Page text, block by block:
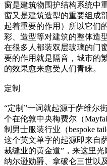
窗是建筑物围护结构系统中
窗又是建筑造型的重要组成
起着重要的作用）所以它们
彩、造型等对建筑的整体造
在很多人都装双层玻璃的门
要的作用就是隔音，城市的
的效果愈来愈受人们青睐。
定制
“定制”一词就起源于萨维尔
个在伦敦中央梅费尔（
制男士服装行业（bespoke
这个英文单字的起源即来自
裁缝业的黄金道”，来这里光
纳尔逊勋爵、拿破仑三世以